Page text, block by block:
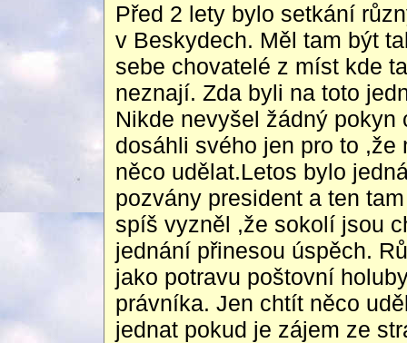
Před 2 lety bylo setkání
v Beskydech. Měl tam být
sebe chovatelé z míst kde
neznají. Zda byli na toto
Nikde nevyšel žádný
dosáhli svého jen pro to
něco udělat.Letos bylo
pozvány president a ten
spíš vyzněl ,že sokolí jsou
jednání přinesou úspěch.
jako potravu poštovní
právníka. Jen chtít něco
jednat pokud je zájem ze